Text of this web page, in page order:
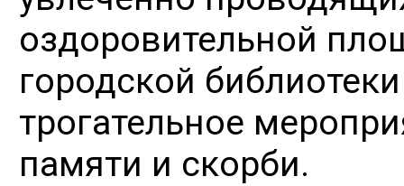
оздоровительной
городской
трогательное
памяти и скорби.